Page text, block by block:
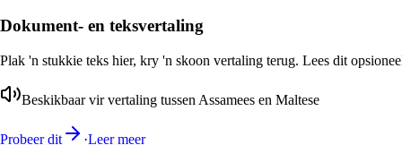
Dokument- en teksvertaling
Plak 'n stukkie teks hier, kry 'n skoon vertaling terug. Lees dit
Beskikbaar vir vertaling tussen Assamees en Maltese
Probeer dit ·Leer meer